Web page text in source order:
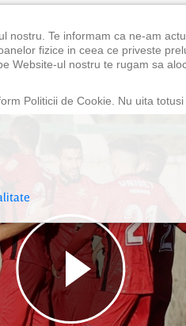
nostru. Te informam ca ne-am
fizice in ceea ce priveste
Website-ul nostru te rugam sa
Politicii de Cookie. Nu uita